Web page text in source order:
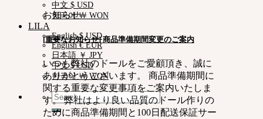
中文 $ USD
한국어 ￦ WON
LILA
English $ USD
English € EUR
日本語 ￥ JPY
中文 $ USD
한국어 ￦ WON
Search
for:
お知らせ
[重要なお知らせ] 商品準備期間変更のご案内
いつも弊社のドールをご愛顧頂き、誠に
ありがとうございます。 商品準備期間に
関する重要な変更事項をご案内いたしま
す。 弊社はより良い品質のドール作りの
ために商品準備期間と100日配送保証サー